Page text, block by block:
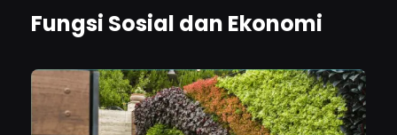
Fungsi Sosial dan Ekonomi